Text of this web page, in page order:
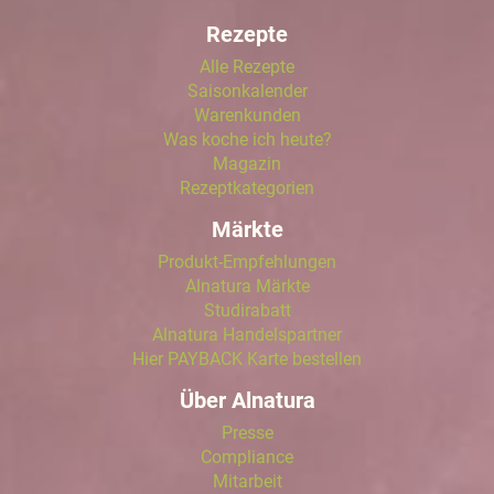
Rezepte
Alle Rezepte
Saisonkalender
Warenkunden
Was koche ich heute?
Magazin
Rezeptkategorien
Märkte
Produkt-Empfehlungen
Alnatura Märkte
Studirabatt
Alnatura Handelspartner
Hier PAYBACK Karte bestellen
Über Alnatura
Presse
Compliance
Mitarbeit